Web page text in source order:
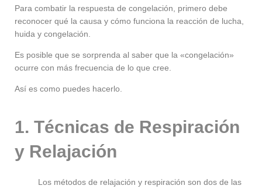
Para combatir la respuesta de congelación, primero debe
reconocer qué la causa y cómo funciona la reacción de lucha,
huida y congelación.
Es posible que se sorprenda al saber que la «congelación»
ocurre con más frecuencia de lo que cree.
Así es como puedes hacerlo.
1. Técnicas de Respiración
y Relajación
Los métodos de relajación y respiración son dos de las